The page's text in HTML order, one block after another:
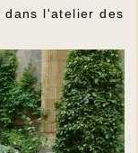
dans l'atelier des